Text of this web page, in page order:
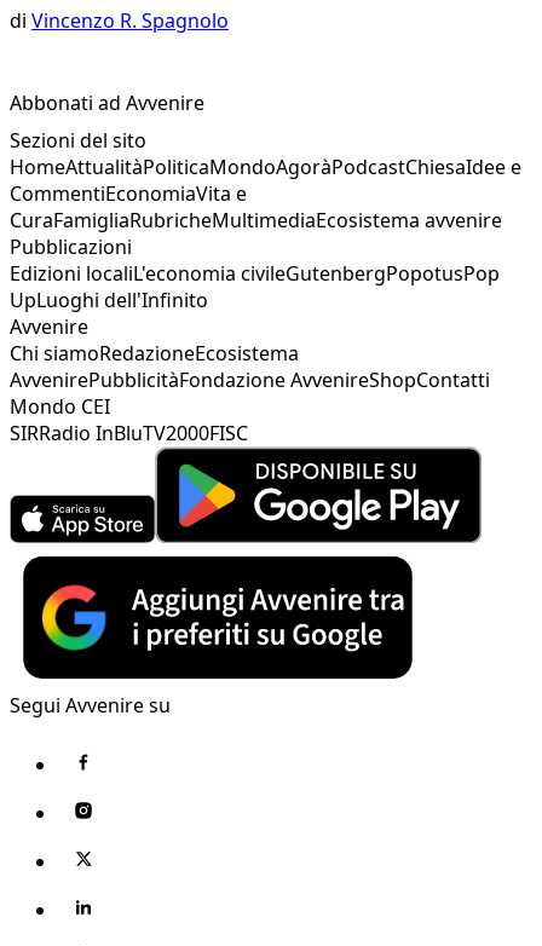
di Vincenzo R. Spagnolo
Abbonati ad Avvenire
Sezioni del sito
HomeAttualitàPoliticaMondoAgoràPodcastChiesaIdee e
CommentiEconomiaVita e
CuraFamigliaRubricheMultimediaEcosistema avvenire
Pubblicazioni
Edizioni localiL'economia civileGutenbergPopotusPop
UpLuoghi dell'Infinito
Avvenire
Chi siamoRedazioneEcosistema
AvvenirePubblicitàFondazione AvvenireShopContatti
Mondo CEI
SIRRadio InBluTV2000FISC
Segui Avvenire su